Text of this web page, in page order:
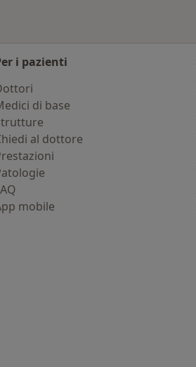
i pazienti
di base
al dottore
mobile